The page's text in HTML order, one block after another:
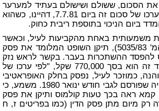
הסכום, ששולם ושישולם בעתיד למערער
על-ידי המוסד לביטוח לאומי, בסך 2,066,181 שקל כערכו של סכום זה ביום 7.7.81, דהיינו, כשהוא
ביום הניכוי בתוספת ריבית כחוק.
משמעותית באחת מהקביעות לעיל, וכאשר
המשיבים הפנו את תשומת לבו של השופט לכך (בהמ' 5035/83), תיקן השופט המלומד את פסק
להפסד ההשתכרות בעבר. בקשר לראש נזק
זה קבע השופט במקום אחד של פסק הדין, כי הפסד זה הוא בסך 770,000 שקל, "לפי ערכו של
היום" (היינו ביום מתן פסק הדין, 30.6.83), והנה, כמוזכר לעיל, נפסק בחלק האופראטיבי
של פסק הדין, כי סכום זה יהיה צמוד למדד יוקר המחיה שפורסם לגבי חודש ינואר 1980. משמע, כי
קמא ראה בכך טעות קולמוס ותיקן את פסק
רק מיום מתן פסק הדין (כמו בפריטים ז, ח